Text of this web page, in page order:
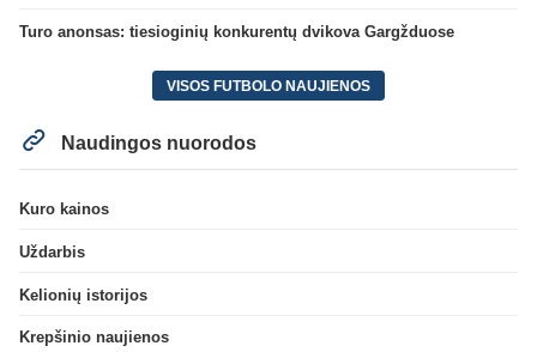
Turo anonsas: tiesioginių konkurentų dvikova Gargžduose
VISOS FUTBOLO NAUJIENOS
Naudingos nuorodos
Kuro kainos
Uždarbis
Kelionių istorijos
Krepšinio naujienos